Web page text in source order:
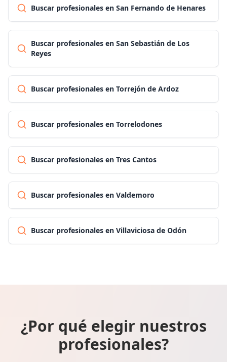
Buscar profesionales en San Fernando de Henares
Buscar profesionales en San Sebastián de Los
Reyes
Buscar profesionales en Torrejón de Ardoz
Buscar profesionales en Torrelodones
Buscar profesionales en Tres Cantos
Buscar profesionales en Valdemoro
Buscar profesionales en Villaviciosa de Odón
¿Por qué elegir nuestros
profesionales?